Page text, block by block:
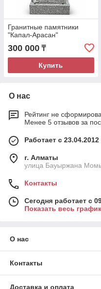
Гранитные памятники
"Капал-Арасан"
300 000 ₸
Купить
О нас
Рейтинг не
Менее 5 отзывов за
Работает с 23.04.2012
г. Алматы
улица Бауыржана
Контакты
Сегодня работает с
Показать весь
О нас
Контакты
Доставка и оплата